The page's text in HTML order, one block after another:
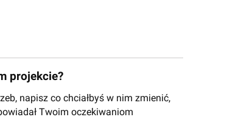
projekcie?
napisz co chciałbyś w nim zmienić,
Twoim oczekiwaniom